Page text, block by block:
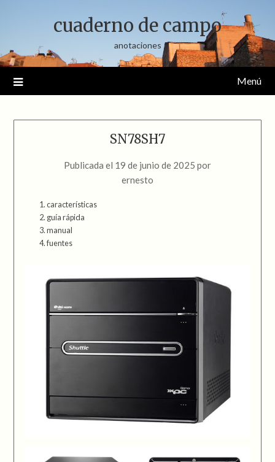
cuaderno de campo
anotaciones
Menú
SN78SH7
Publicada el 19 de junio de 2025 por
ernesto
características
guía rápida
manual
fuentes